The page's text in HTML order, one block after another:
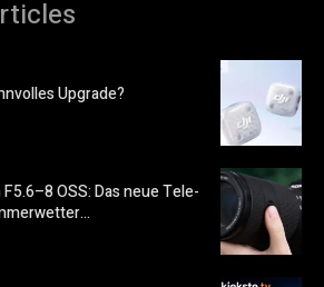
Upgrade?
OSS: Das neue Tele-